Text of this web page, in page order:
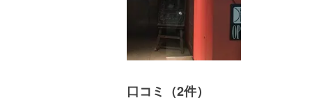
口コミ（2件）